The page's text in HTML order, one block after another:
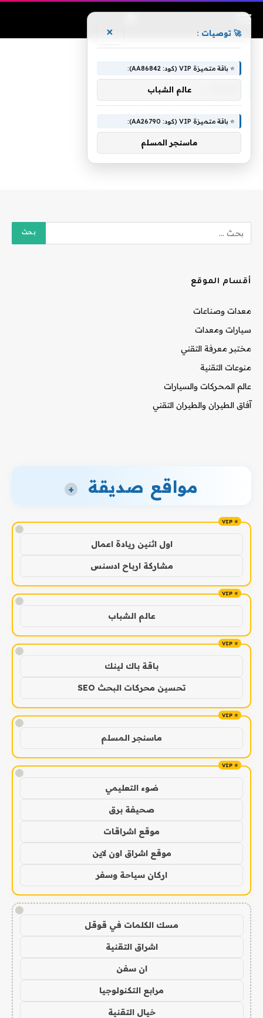
أقسام الموقع
معدات وصناعات
سيارات ومعدات
مختبر معرفة التقني
منوعات التقنية
عالم المحركات والسيارات
آفاق الطيران والطيران التقني
مواقع صديقة +
!
اول اثنين ريادة اعمال
مشاركة ارباح ادسنس
!
عالم الشباب
!
باقة باك لينك
تحسين محركات البحث SEO
!
ماسنجر المسلم
!
ضوء التعليمي
صحيفة برق
موقع اشراقات
موقع اشراق اون لاين
اركان سياحة وسفر
!
مسك الكلمات في قوقل
اشراق التقنية
ان سفن
مرابع التكنولوجيا
خيال التقنية
🚀 توصيات : ×
⭐ باقة متميزة VIP (كود: AA86842):
عالم الشباب
⭐ باقة متميزة VIP (كود: AA26790):
ماسنجر المسلم